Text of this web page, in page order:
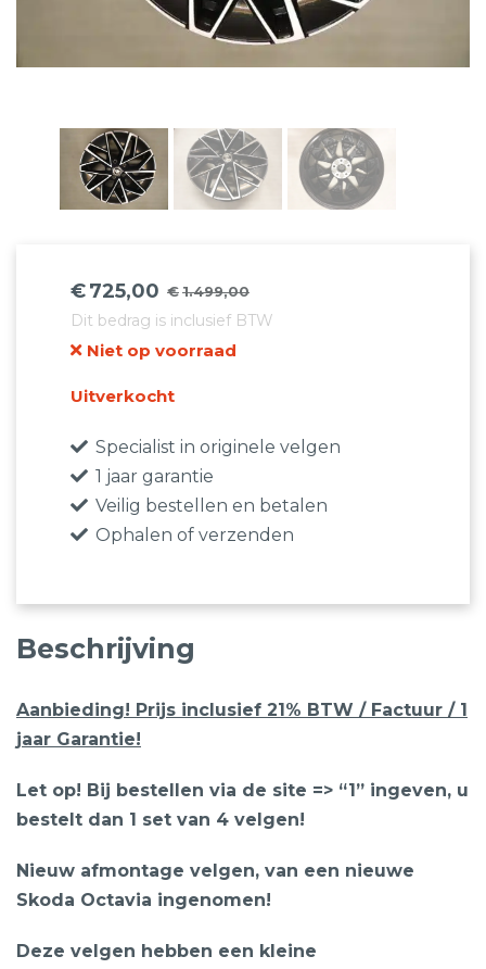
€1.499,00
Oorspronkelijke
prijs
was:
€1.499,00.
€725,00
Huidige
prijs
is:
€725,00.
Dit bedrag is inclusief BTW
Niet op voorraad
Uitverkocht
Specialist in originele velgen
1 jaar garantie
Veilig bestellen en betalen
Ophalen of verzenden
Beschrijving
Aanbieding! Prijs inclusief 21% BTW / Factuur / 1
jaar Garantie!
Let op! Bij bestellen via de site => “1” ingeven, u
bestelt dan 1 set van 4 velgen!
Nieuw afmontage velgen, van een nieuwe
Skoda Octavia ingenomen!
Deze velgen hebben een kleine